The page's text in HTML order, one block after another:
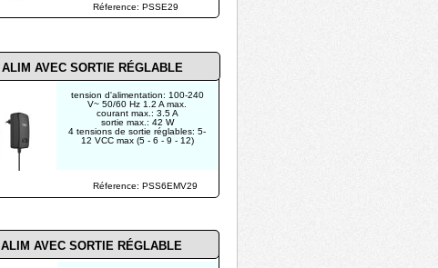
Réference: PSSE29
Réference: PSS6EMV29
ALIM AVEC SORTIE RÉGLABLE
tension d'alimentation: 100-240
V~ 50/60 Hz 1.2 A max.
courant max.: 3.5 A
sortie max.: 42 W
4 tensions de sortie réglables: 5-
12 VCC max (5 - 6 - 9 - 12)
ALIM AVEC SORTIE RÉGLABLE